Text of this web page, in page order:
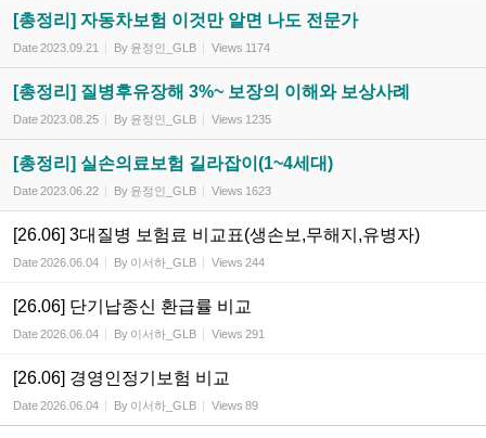
[총정리] 자동차보험 이것만 알면 나도 전문가
Date2023.09.21 By 윤정인_GLB Views 1174
[총정리] 질병후유장해 3%~ 보장의 이해와 보상사례
Date2023.08.25 By 윤정인_GLB Views 1235
[총정리] 실손의료보험 길라잡이(1~4세대)
Date2023.06.22 By 윤정인_GLB Views 1623
[26.06] 3대질병 보험료 비교표(생손보,무해지,유병자)
Date2026.06.04 By 이서하_GLB Views 244
[26.06] 단기납종신 환급률 비교
Date2026.06.04 By 이서하_GLB Views 291
[26.06] 경영인정기보험 비교
Date2026.06.04 By 이서하_GLB Views 89